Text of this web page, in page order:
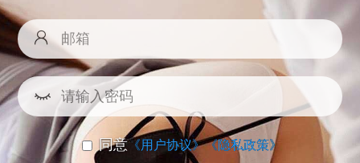
同意《用户协议》《隐私政策》